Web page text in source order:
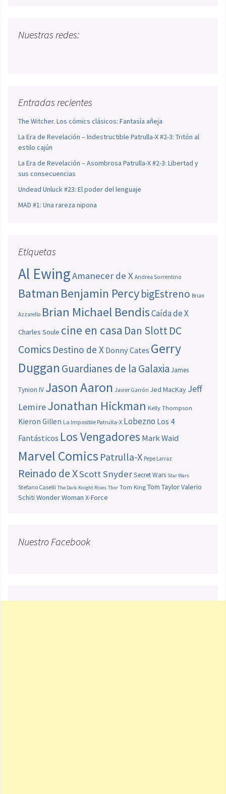
Nuestras redes:
Entradas recientes
The Witcher. Los cómics clásicos: Fantasía añeja
La Era de Revelación – Indestructible Patrulla-X #2-3: Tritón al
estilo cajún
La Era de Revelación – Asombrosa Patrulla-X #2-3: Libertad y
sus consecuencias
Undead Unluck #23: El poder del lenguaje
MAD #1: Una rareza nipona
Etiquetas
Al EwingAmanecer de X Andrea Sorrentino
Batman Benjamin PercybigEstreno Brian
Azzarello Brian Michael BendisCaída de X
Charles Soule cine en casa Dan SlottDC
Comics Destino de X Donny Cates Gerry
Duggan Guardianes de la Galaxia James
Tynion IV Jason Aaron Javier Garrón Jed MacKay Jeff
LemireJonathan Hickman Kelly Thompson
Kieron Gillen La Imposible Patrulla-X Lobezno Los 4
Fantásticos Los Vengadores Mark Waid
Marvel Comics Patrulla-X Pepe Larraz
Reinado de XScott SnyderSecret Wars Star Wars
Stefano Caselli The Dark Knight Rises Thor Tom King Tom TaylorValerio
Schiti Wonder Woman X-Force
Nuestro Facebook